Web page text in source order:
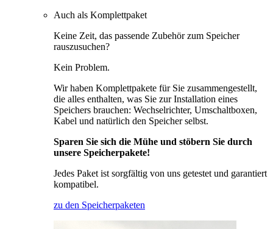
Auch als Komplettpaket
Keine Zeit, das passende Zubehör zum Speicher
rauszusuchen?
Kein Problem.
Wir haben Komplettpakete für Sie zusammengestellt,
die alles enthalten, was Sie zur Installation eines
Speichers brauchen: Wechselrichter, Umschaltboxen,
Kabel und natürlich den Speicher selbst.
Sparen Sie sich die Mühe und stöbern Sie durch
unsere Speicherpakete!
Jedes Paket ist sorgfältig von uns getestet und garantiert
kompatibel.
zu den Speicherpaketen